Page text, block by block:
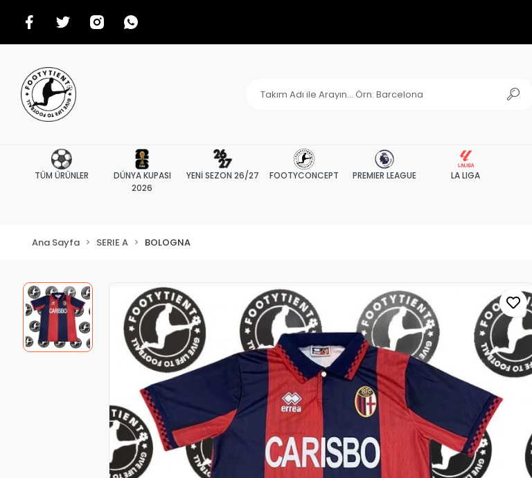
TÜM ÜRÜNLER
DÜNYA KUPASI
2026
YENİ SEZON 26/27 FOOTYCONCEPT PREMIER LEAGUE LA LIGA
Ana Sayfa SERIE A BOLOGNA